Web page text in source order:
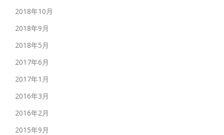
2018年10月
2018年9月
2018年5月
2017年6月
2017年1月
2016年3月
2016年2月
2015年9月